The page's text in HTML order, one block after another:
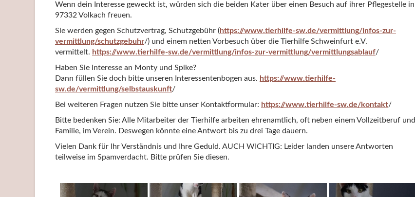
Wenn dein Interesse geweckt ist, würden sich die beiden Kater über einen Besuch auf ihrer Pflegestelle in
97332 Volkach freuen.
Sie werden gegen Schutzvertrag, Schutzgebühr (https://www.tierhilfe-sw.de/vermittlung/infos-zur-
vermittlung/schutzgebuhr/) und einem netten Vorbesuch über die Tierhilfe Schweinfurt e.V.
vermittelt. https://www.tierhilfe-sw.de/vermittlung/infos-zur-vermittlung/vermittlungsablauf/
Haben Sie Interesse an Monty und Spike?
Dann füllen Sie doch bitte unseren Interessentenbogen aus. https://www.tierhilfe-
sw.de/vermittlung/selbstauskunft/
Bei weiteren Fragen nutzen Sie bitte unser Kontaktformular: https://www.tierhilfe-sw.de/kontakt/
Bitte bedenken Sie: Alle Mitarbeiter der Tierhilfe arbeiten ehrenamtlich, oft neben einem Vollzeitberuf und
Familie, im Verein. Deswegen könnte eine Antwort bis zu drei Tage dauern.
Vielen Dank für Ihr Verständnis und Ihre Geduld. AUCH WICHTIG: Leider landen unsere Antworten
teilweise im Spamverdacht. Bitte prüfen Sie diesen.